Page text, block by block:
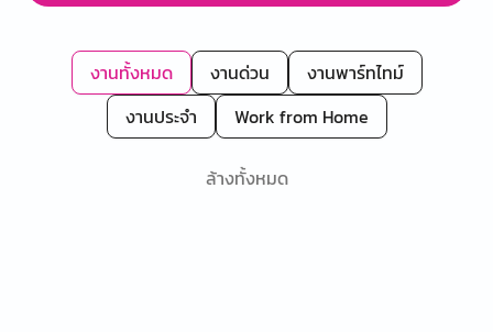
งานทั้งหมด งานด่วน
งานพาร์ทไทม์
งานประจำ
Work from Home
ล้างทั้งหมด